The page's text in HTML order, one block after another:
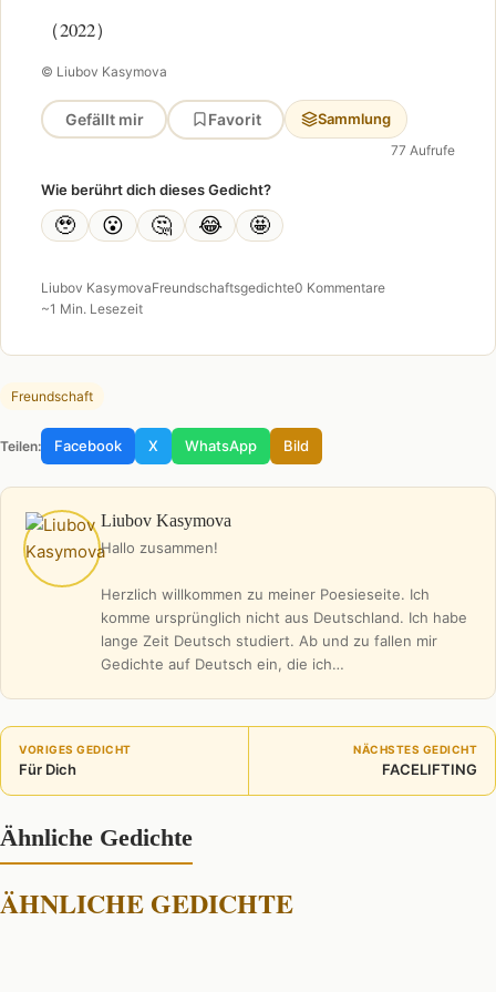
（2022）
© Liubov Kasymova
Gefällt mir Favorit Sammlung
77 Aufrufe
Wie berührt dich dieses Gedicht?
🥹 😮 🤔 😂 🤩
Liubov KasymovaFreundschaftsgedichte0 Kommentare
~1 Min. Lesezeit
Freundschaft
Teilen: Facebook X WhatsApp Bild
Liubov Kasymova
Hallo zusammen!
Herzlich willkommen zu meiner Poesieseite. Ich
komme ursprünglich nicht aus Deutschland. Ich habe
lange Zeit Deutsch studiert. Ab und zu fallen mir
Gedichte auf Deutsch ein, die ich…
VORIGES GEDICHT
Für Dich
NÄCHSTES GEDICHT
FACELIFTING
Ähnliche Gedichte
ÄHNLICHE GEDICHTE